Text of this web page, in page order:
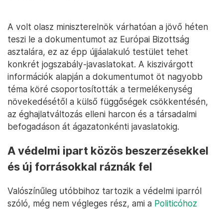
A volt olasz miniszterelnök várhatóan a jövő héten
teszi le a dokumentumot az Európai Bizottság
asztalára, ez az épp újjáalakuló testület tehet
konkrét jogszabály-javaslatokat. A kiszivárgott
információk alapján a dokumentumot öt nagyobb
téma köré csoportosították a termelékenység
növekedésétől a külső függőségek csökkentésén,
az éghajlatváltozás elleni harcon és a társadalmi
befogadáson át ágazatonkénti javaslatokig.
A védelmi ipart közös beszerzésekkel
és új forrásokkal ráznák fel
Valószínűleg utóbbihoz tartozik a védelmi iparról
szóló, még nem végleges rész, ami a Politicóhoz